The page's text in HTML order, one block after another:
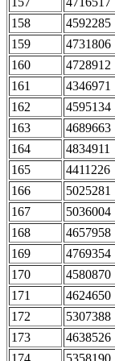
158 4592285
159 4731806
160 4728912
161 4346971
162 4595134
163 4689663
164 4834911
165 4411226
166 5025281
167 5036004
168 4657958
169 4769354
170 4580870
171 4624650
172 5307388
173 4638526
174 5358190